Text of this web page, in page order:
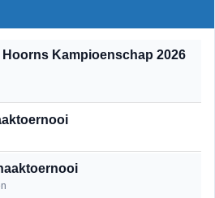
Kampioenschap 2026